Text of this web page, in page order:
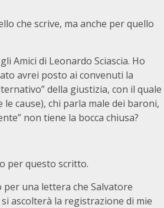
che scrive, ma anche per quello
Amici di Leonardo Sciascia. Ho
avrei posto ai convenuti la
della giustizia, con il quale
cause), chi parla male dei baroni,
non tiene la bocca chiusa?
per questo scritto.
una lettera che Salvatore
ascolterà la registrazione di mie